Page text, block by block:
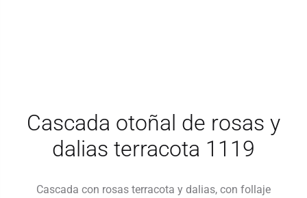
Cascada otoñal de rosas y
dalias terracota 1119
Cascada con rosas terracota y dalias, con follaje